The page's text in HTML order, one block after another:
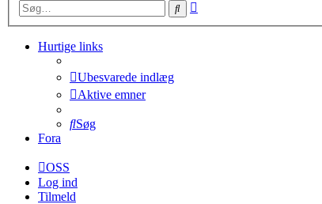
Søg
Hurtige links
Ubesvarede indlæg
Aktive emner
Søg
Fora
OSS
Log ind
Tilmeld